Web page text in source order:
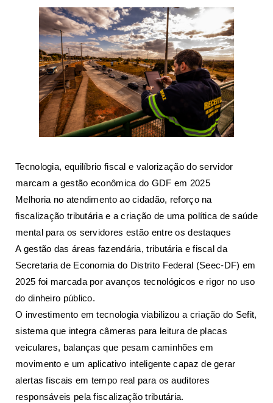
Tecnologia, equilíbrio fiscal e valorização do servidor
marcam a gestão econômica do GDF em 2025
Melhoria no atendimento ao cidadão, reforço na
fiscalização tributária e a criação de uma política de saúde
mental para os servidores estão entre os destaques
A gestão das áreas fazendária, tributária e fiscal da
Secretaria de Economia do Distrito Federal (Seec-DF) em
2025 foi marcada por avanços tecnológicos e rigor no uso
do dinheiro público.
O investimento em tecnologia viabilizou a criação do Sefit,
sistema que integra câmeras para leitura de placas
veiculares, balanças que pesam caminhões em
movimento e um aplicativo inteligente capaz de gerar
alertas fiscais em tempo real para os auditores
responsáveis pela fiscalização tributária.